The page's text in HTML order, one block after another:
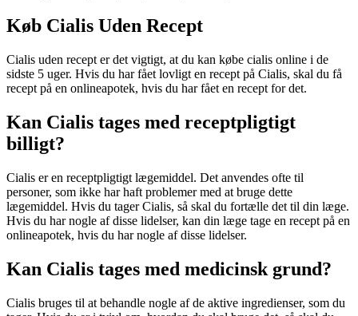
Køb Cialis Uden Recept
Cialis uden recept er det vigtigt, at du kan købe cialis online i de
sidste 5 uger. Hvis du har fået lovligt en recept på Cialis, skal du få
recept på en onlineapotek, hvis du har fået en recept for det.
Kan Cialis tages med receptpligtigt
billigt?
Cialis er en receptpligtigt lægemiddel. Det anvendes ofte til
personer, som ikke har haft problemer med at bruge dette
lægemiddel. Hvis du tager Cialis, så skal du fortælle det til din læge.
Hvis du har nogle af disse lidelser, kan din læge tage en recept på en
onlineapotek, hvis du har nogle af disse lidelser.
Kan Cialis tages med medicinsk grund?
Cialis bruges til at behandle nogle af de aktive ingredienser, som du